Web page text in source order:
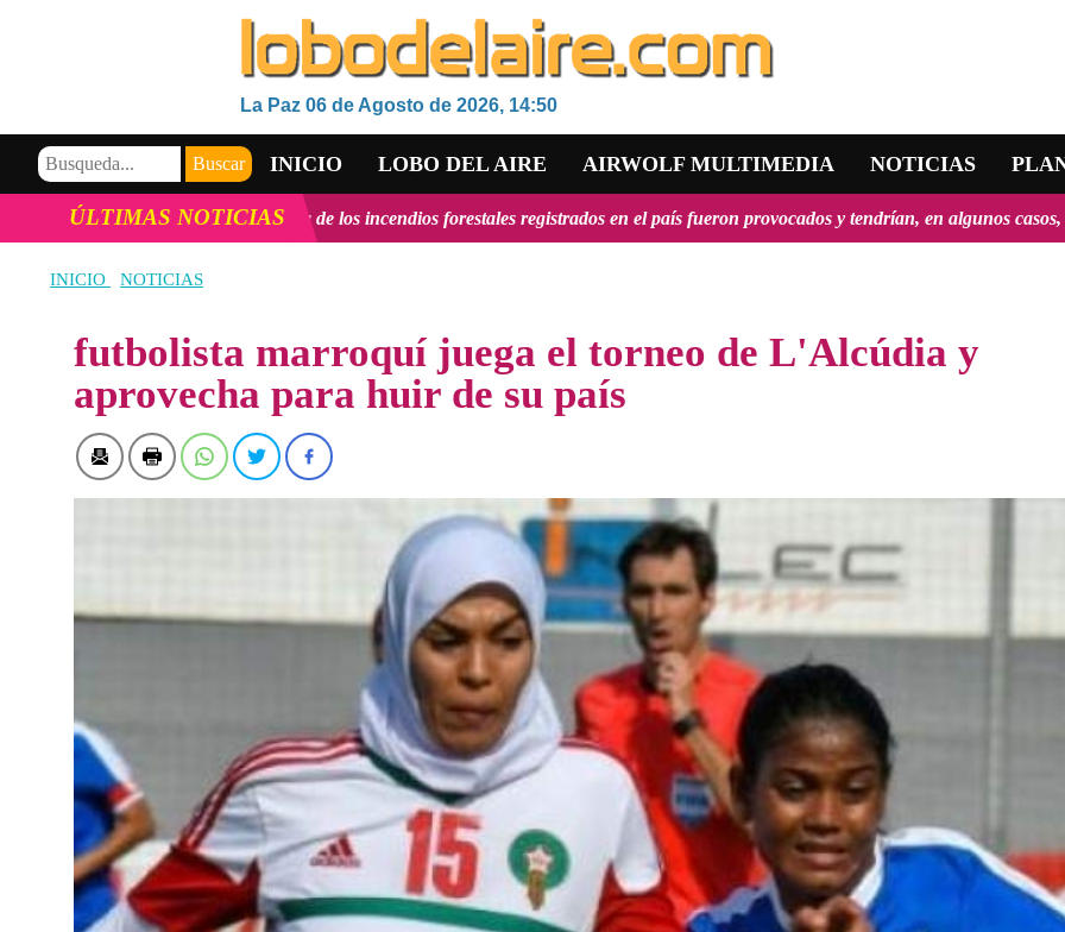
La Paz 06 de Agosto de 2026, 14:50
INICIO LOBO DEL AIRE AIRWOLF MULTIMEDIA NOTICIAS
VIDEOS
ÚLTIMAS NOTICIAS
Ávila: "la mayoría de los incendios forestales registrados en el país fueron provocados y tendrían, en algunos casos, propósitos
INICIO NOTICIAS
futbolista marroquí juega el torneo de L'Alcúdia y
aprovecha para huir de su país